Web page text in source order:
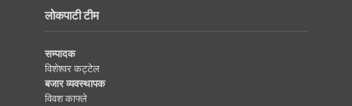
लोकपाटी टीम
सम्पादक
विशेश्वर कट्टेल
बजार व्यवस्थापक
विवश काफ्ले